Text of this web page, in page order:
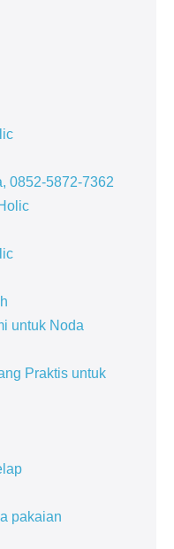
0852-5872-7362
untuk Noda
Praktis untuk
pakaian